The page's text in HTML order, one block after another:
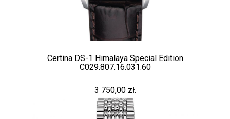
Certina DS-1 Himalaya Special Edition
C029.807.16.031.60
3 750,00 zł.